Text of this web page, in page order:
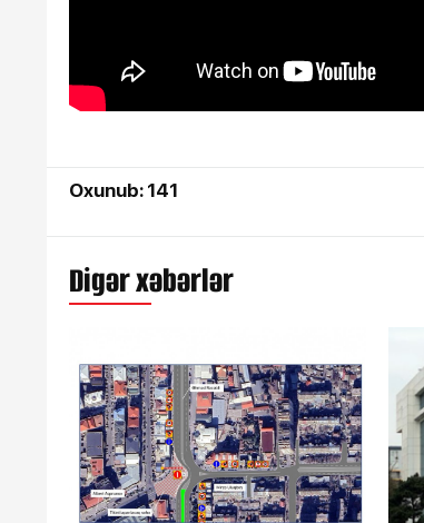
Oxunub: 141
Digər xəbərlər